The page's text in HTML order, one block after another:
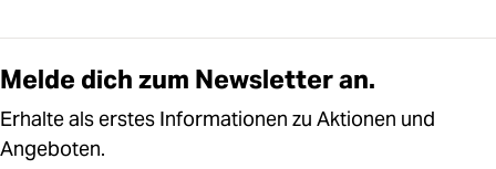
Melde dich zum Newsletter an.
Erhalte als erstes Informationen zu Aktionen und
Angeboten.